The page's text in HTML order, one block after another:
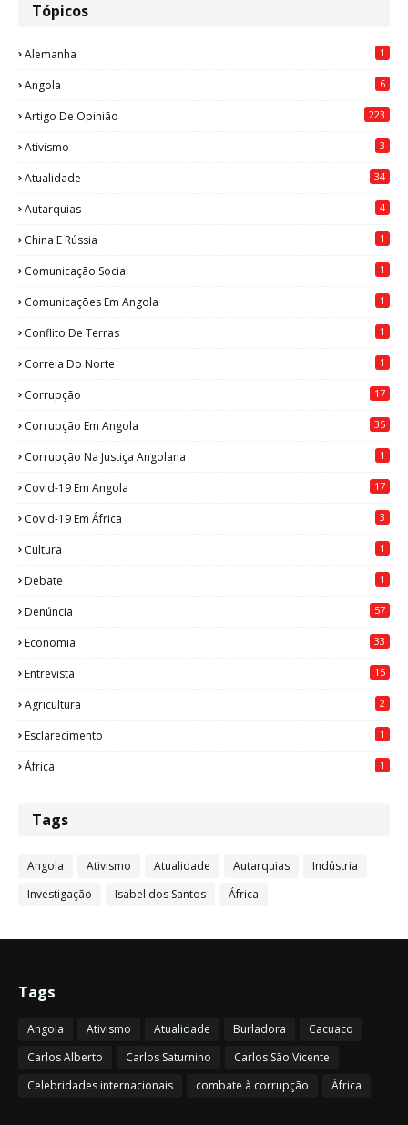
Tópicos
Alemanha 1
Angola 6
Artigo De Opinião 223
Ativismo 3
Atualidade 34
Autarquias 4
China E Rússia 1
Comunicação Social 1
Comunicações Em Angola 1
Conflito De Terras 1
Correia Do Norte 1
Corrupção 17
Corrupção Em Angola 35
Corrupção Na Justiça Angolana 1
Covid-19 Em Angola 17
Covid-19 Em África 3
Cultura 1
Debate 1
Denúncia 57
Economia 33
Entrevista 15
Agricultura 2
Esclarecimento 1
África 1
Tags
Angola Ativismo Atualidade Autarquias
Indústria
Investigação
Isabel dos Santos África
Tags
Angola Ativismo Atualidade Burladora
Cacuaco
Carlos Alberto
Carlos Saturnino
Carlos São Vicente
Celebridades internacionais
combate à corrupção África